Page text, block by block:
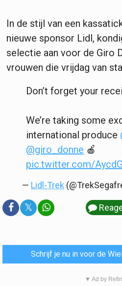
In de stijl van een
nieuwe sponsor Lidl,
selectie aan voor de Giro
vrouwen die vrijdag van
Don’t forget your
We’re taking some
international produce
@giro_donne 🍎
pic.twitter.com/
— Lidl-Trek
𝕏
Schrijf je nu in voor de
▼ Ad by